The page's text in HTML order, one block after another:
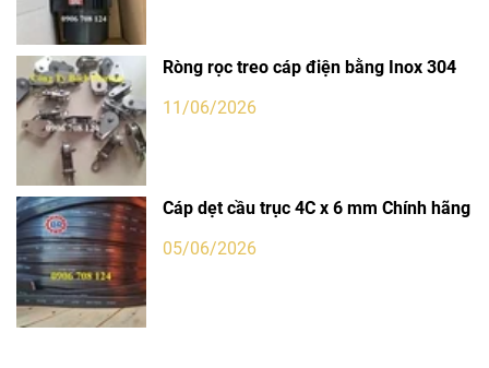
Ròng rọc treo cáp điện bằng Inox 304
11/06/2026
Cáp dẹt cầu trục 4C x 6 mm Chính hãng
05/06/2026